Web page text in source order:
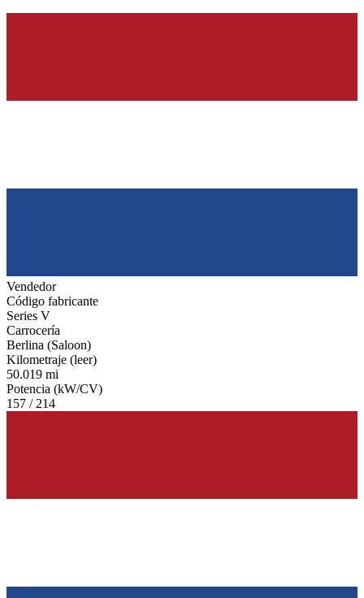
Vendedor
Código fabricante
Series V
Carrocería
Berlina (Saloon)
Kilometraje (leer)
50.019 mi
Potencia (kW/CV)
157 / 214